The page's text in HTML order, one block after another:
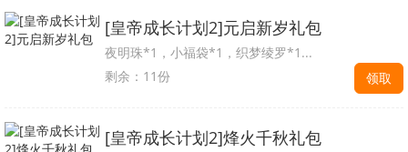
[皇帝成长计划2]元启新岁礼包
夜明珠*1，小福袋*1，织梦绫罗*1...
剩余：11份
领取
[皇帝成长计划2]烽火千秋礼包